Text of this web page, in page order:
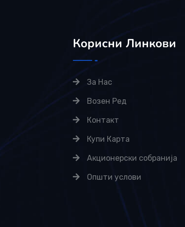
Корисни Линкови
За Нас
Возен Ред
Контакт
Купи Карта
Акционерски собранија
Општи услови